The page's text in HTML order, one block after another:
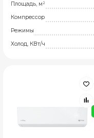
Площадь, м²
Компрессор
Режимы
Холод, КВт/ч